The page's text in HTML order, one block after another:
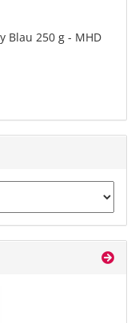
Blau 250 g - MHD